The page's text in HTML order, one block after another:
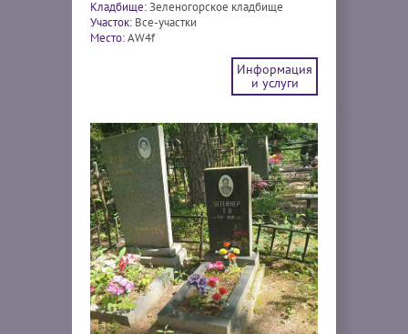
Кладбище:Зеленогорское кладбище
Участок: Все-участки
Место:AW4f
Информация
и услуги